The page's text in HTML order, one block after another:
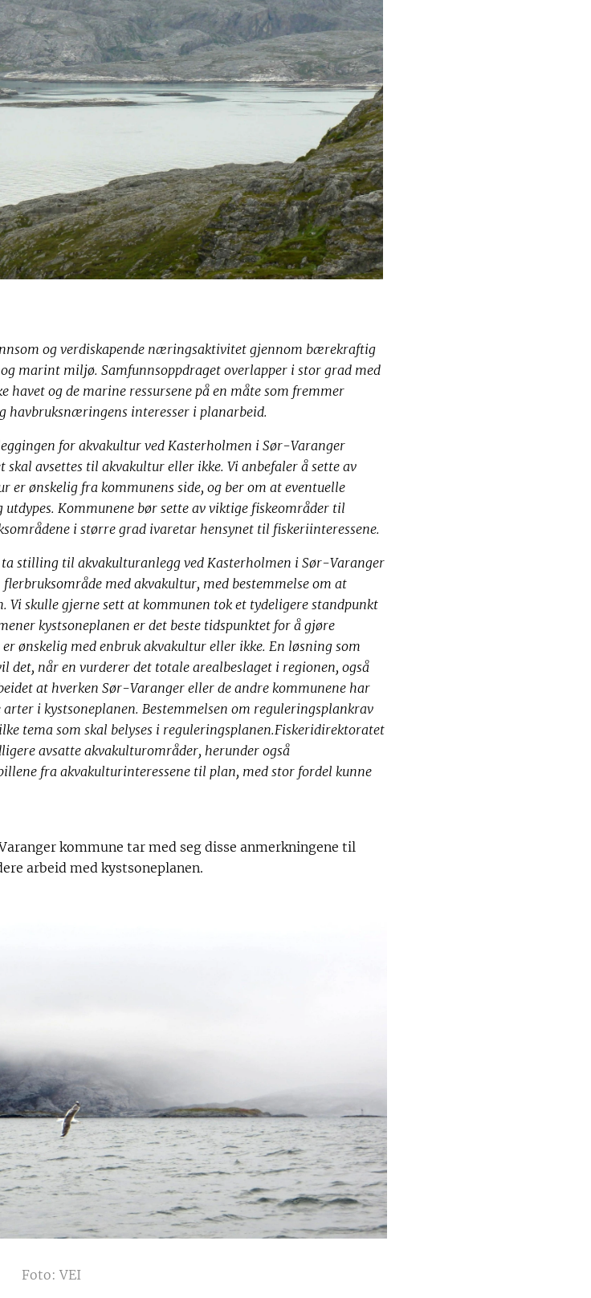
og verdiskapende næringsaktivitet gjennom bærekraftig
marint miljø. Samfunnsoppdraget overlapper i stor grad med
havet og de marine ressursene på en måte som fremmer
interesser i planarbeid.
for akvakultur ved Kasterholmen i Sør-Varanger
avsettes til akvakultur eller ikke. Vi anbefaler å sette av
er ønskelig fra kommunens side, og ber om at eventuelle
Kommunene bør sette av viktige fiskeområder til
i større grad ivaretar hensynet til fiskeriinteressene.
stilling til akvakulturanlegg ved Kasterholmen i Sør-Varanger
med akvakultur, med bestemmelse om at
skulle gjerne sett at kommunen tok et tydeligere standpunkt
kystsoneplanen er det beste tidspunktet for å gjøre
ønskelig med enbruk akvakultur eller ikke. En løsning som
når en vurderer det totale arealbeslaget i regionen, også
at hverken Sør-Varanger eller de andre kommunene har
i kystsoneplanen. Bestemmelsen om reguleringsplankrav
tema som skal belyses i reguleringsplanen.Fiskeridirektoratet
avsatte akvakulturområder, herunder også
fra akvakulturinteressene til plan, med stor fordel kunne
kommune tar med seg disse anmerkningene til
arbeid med kystsoneplanen.
Foto: VEI